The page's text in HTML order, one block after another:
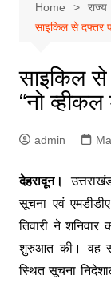
Home
राज्य
साइकिल से दफ्तर
साइकिल से
“नो
admin
देहरादून।
सूचना एवं
तिवारी ने
शुरुआत की। वह
स्थित सूचना